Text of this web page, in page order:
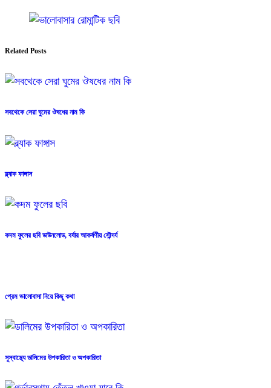
Related Posts
সবথেকে সেরা ঘুমের ঔষধের নাম কি
ব্ল্যাক ফাঙ্গাস
কদম ফুলের ছবি ডাউনলোড, বর্ষার আকর্ষণীয় সৌন্দর্য
প্রেম ভালোবাসা নিয়ে কিছু কথা
সুস্বাস্থ্যে ডালিমের উপকারিতা ও অপকারিতা